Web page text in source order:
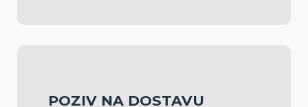
POZIV NA DOSTAVU